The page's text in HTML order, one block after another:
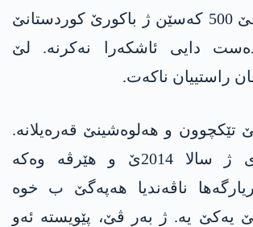
نھا پەکەکێ ناڤێ 500 کەسێن ژ باکورێ کوردستانێ
دایی ئاشکەرا نەکرنە. لێ
راستییان ناکەت.
تێکچوون و ھەلوەشینێ قەرەیلانە.
ب راستی ژی ژ سالا 2014ێ و هێرڤە وەکە
ناڤەندیا ھەپەگێ ب خوە
یەکێ یە. ژ بەر ڤێ، پێویستە ئەو